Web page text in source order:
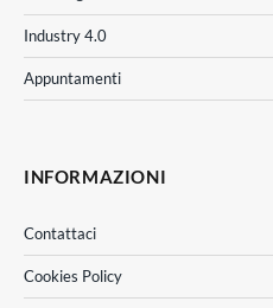
Industry 4.0
Appuntamenti
INFORMAZIONI
Contattaci
Cookies Policy